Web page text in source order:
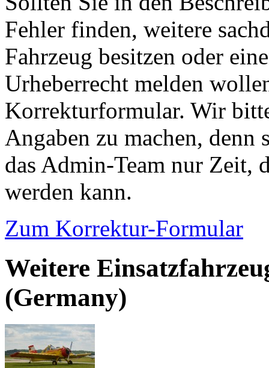
Fehler finden, weitere
Fahrzeug besitzen oder
Urheberrecht melden
Korrekturformular. Wir
Angaben zu machen,
das Admin-Team nur Zeit,
werden kann.
Zum Korrektur-Formular
Weitere
(Germany)